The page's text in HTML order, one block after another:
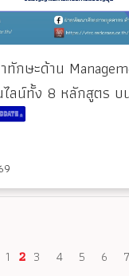
กษะด้าน
ลน์ทั้ง 8 หลักสูตร บ
1 2 3 4 5 6 7